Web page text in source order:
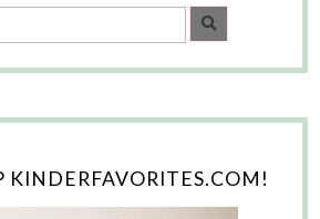
KINDERFAVORITES.COM!